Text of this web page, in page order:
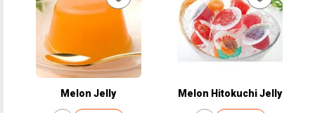
Melon Jelly Melon Hitokuchi Jelly